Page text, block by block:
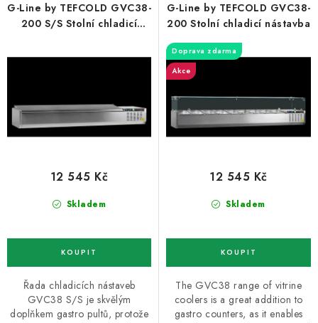
G-Line by TEFCOLD GVC38-
200 S/S Stolní chladicí
Skladem
12 545 Kč
Řada chladicích nástaveb
GVC38 S/S je skvělým
doplňkem gastro pultů, protože
G-Line by TEFCOLD GVC38-
200 Stolní chladicí nástavba
Doprava zdarma
Akce
Skladem
12 545 Kč
The GVC38 range of vitrine
coolers is a great addition to
gastro counters, as it enables